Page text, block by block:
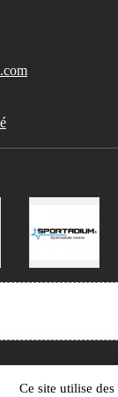
Ce site utilise